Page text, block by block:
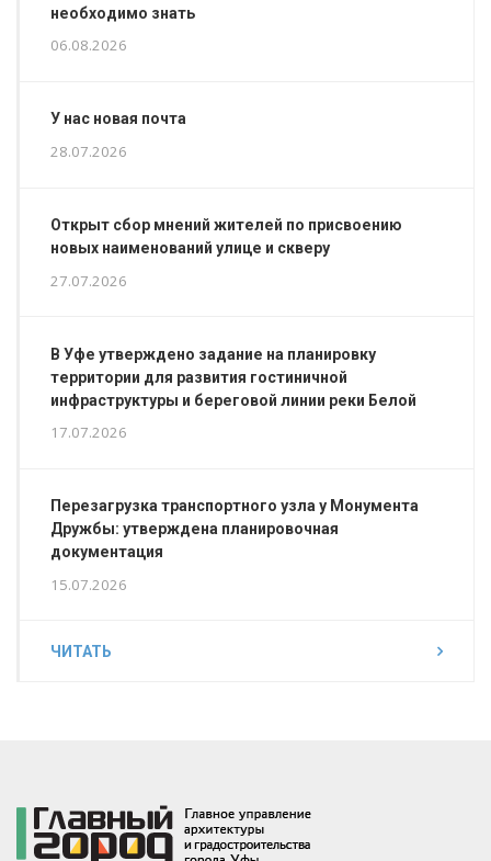
необходимо знать
06.08.2026
У нас новая почта
28.07.2026
Открыт сбор мнений жителей по присвоению
новых наименований улице и скверу
27.07.2026
В Уфе утверждено задание на планировку
территории для развития гостиничной
инфраструктуры и береговой линии реки Белой
17.07.2026
Перезагрузка транспортного узла у Монумента
Дружбы: утверждена планировочная
документация
15.07.2026
ЧИТАТЬ